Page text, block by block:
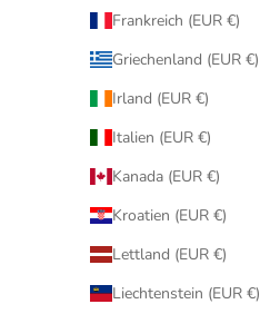
Frankreich (EUR €)
Griechenland (EUR €)
Irland (EUR €)
Italien (EUR €)
Kanada (EUR €)
Kroatien (EUR €)
Lettland (EUR €)
Liechtenstein (EUR €)